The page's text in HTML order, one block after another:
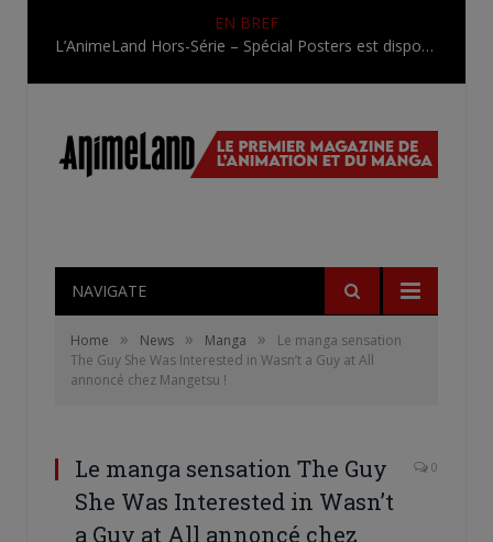
EN BREF
L’AnimeLand Hors-Série – Spécial Posters est disponible !
NAVIGATE
Home » News » Manga »
Le manga sensation
The Guy She Was Interested in Wasn’t a Guy at All
annoncé chez Mangetsu !
Le manga sensation The Guy
She Was Interested in Wasn’t
a Guy at All annoncé chez
0